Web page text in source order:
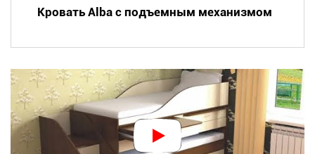
Кровать Alba с подъемным механизмом